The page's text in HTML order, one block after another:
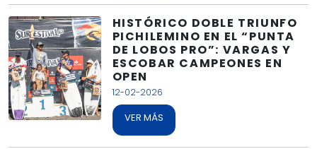
HISTÓRICO DOBLE TRIUNFO
PICHILEMINO EN EL “PUNTA
DE LOBOS PRO”: VARGAS Y
ESCOBAR CAMPEONES EN
OPEN
12-02-2026
VER MÁS